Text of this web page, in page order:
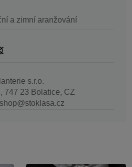
a zimní aranžování
s.r.o.
747 23 Bolatice, CZ